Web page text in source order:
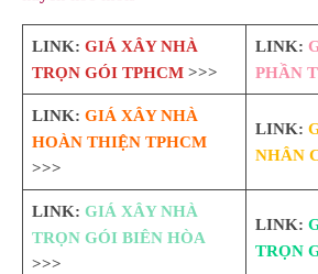
LINK: GIÁ XÂY NHÀ
TRỌN GÓI TPHCM>>>
LINK:
PHẦN
LINK: GIÁ XÂY NHÀ
HOÀN THIỆN TPHCM
>>>
LINK:
NHÂN
LINK: GIÁ XÂY NHÀ
TRỌN GÓI BIÊN HÒA
>>>
LINK:
TRỌN